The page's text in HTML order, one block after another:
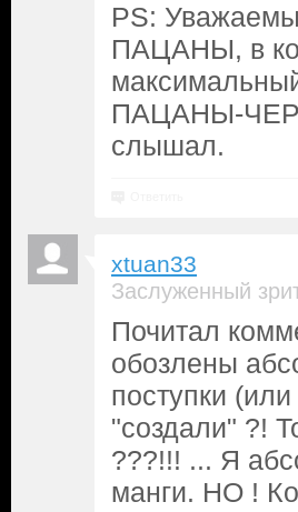
PS:
ПАЦАНЫ, в
ПАЦАНЫ-
слышал.
xtuan33
Заслуженный
Почитал
обозлены
поступки
"создали" ?!
???!!! ... Я
манги. НО !